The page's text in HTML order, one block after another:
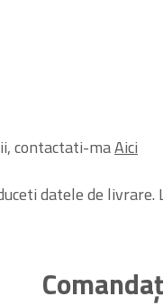
contactati-maAici
datele de